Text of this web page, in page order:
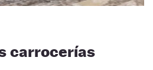
carrocerías